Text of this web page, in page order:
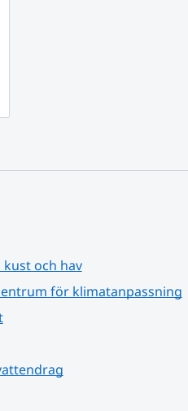
kust och hav
för klimatanpassning